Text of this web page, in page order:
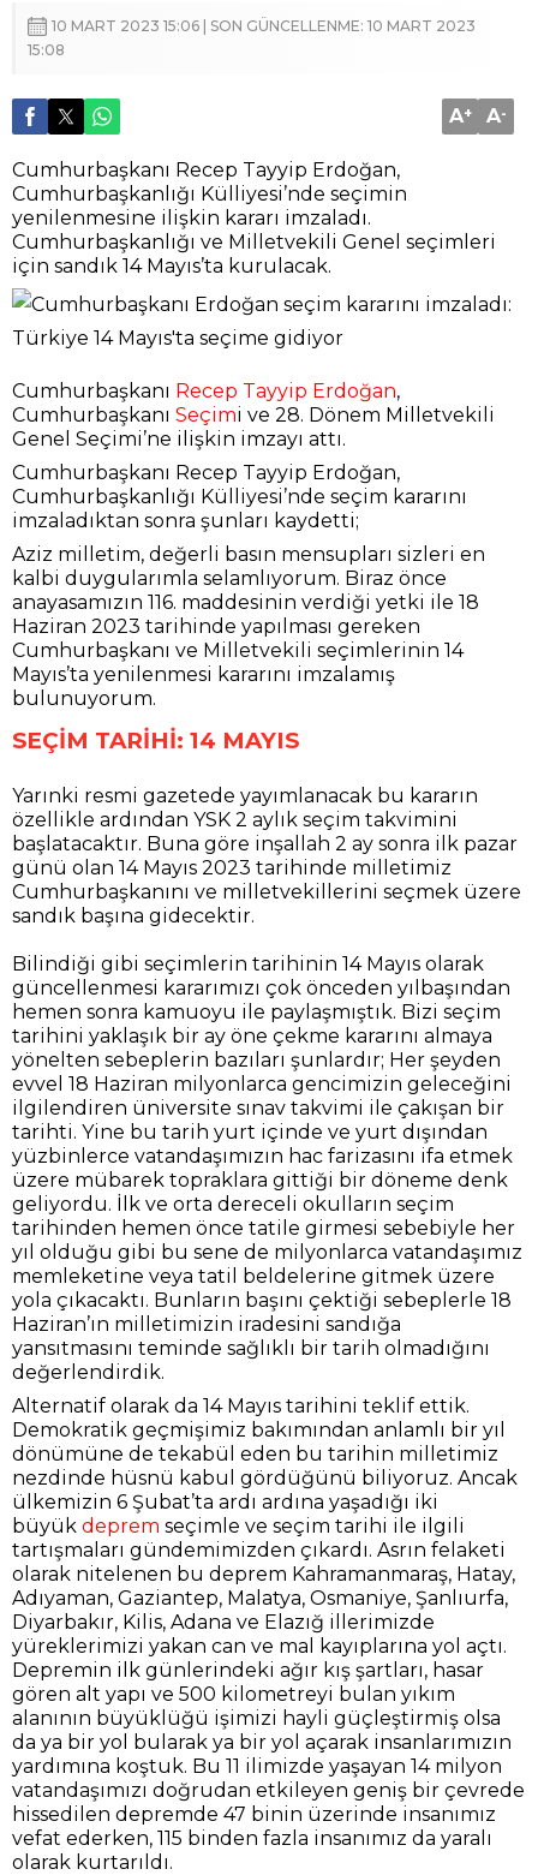
10 MART 2023 15:06 | SON GÜNCELLENME: 10 MART 2023
15:08
A+ A-
Cumhurbaşkanı Recep Tayyip Erdoğan,
Cumhurbaşkanlığı Külliyesi’nde seçimin
yenilenmesine ilişkin kararı imzaladı.
Cumhurbaşkanlığı ve Milletvekili Genel seçimleri
için sandık 14 Mayıs’ta kurulacak.
Cumhurbaşkanı Recep Tayyip Erdoğan,
Cumhurbaşkanı Seçimi ve 28. Dönem Milletvekili
Genel Seçimi’ne ilişkin imzayı attı.
Cumhurbaşkanı Recep Tayyip Erdoğan,
Cumhurbaşkanlığı Külliyesi’nde seçim kararını
imzaladıktan sonra şunları kaydetti;
Aziz milletim, değerli basın mensupları sizleri en
kalbi duygularımla selamlıyorum. Biraz önce
anayasamızın 116. maddesinin verdiği yetki ile 18
Haziran 2023 tarihinde yapılması gereken
Cumhurbaşkanı ve Milletvekili seçimlerinin 14
Mayıs’ta yenilenmesi kararını imzalamış
bulunuyorum.
SEÇİM TARİHİ: 14 MAYIS
Yarınki resmi gazetede yayımlanacak bu kararın
özellikle ardından YSK 2 aylık seçim takvimini
başlatacaktır. Buna göre inşallah 2 ay sonra ilk pazar
günü olan 14 Mayıs 2023 tarihinde milletimiz
Cumhurbaşkanını ve milletvekillerini seçmek üzere
sandık başına gidecektir.
Bilindiği gibi seçimlerin tarihinin 14 Mayıs olarak
güncellenmesi kararımızı çok önceden yılbaşından
hemen sonra kamuoyu ile paylaşmıştık. Bizi seçim
tarihini yaklaşık bir ay öne çekme kararını almaya
yönelten sebeplerin bazıları şunlardır; Her şeyden
evvel 18 Haziran milyonlarca gencimizin geleceğini
ilgilendiren üniversite sınav takvimi ile çakışan bir
tarihti. Yine bu tarih yurt içinde ve yurt dışından
yüzbinlerce vatandaşımızın hac farizasını ifa etmek
üzere mübarek topraklara gittiği bir döneme denk
geliyordu. İlk ve orta dereceli okulların seçim
tarihinden hemen önce tatile girmesi sebebiyle her
yıl olduğu gibi bu sene de milyonlarca vatandaşımız
memleketine veya tatil beldelerine gitmek üzere
yola çıkacaktı. Bunların başını çektiği sebeplerle 18
Haziran’ın milletimizin iradesini sandığa
yansıtmasını teminde sağlıklı bir tarih olmadığını
değerlendirdik.
Alternatif olarak da 14 Mayıs tarihini teklif ettik.
Demokratik geçmişimiz bakımından anlamlı bir yıl
dönümüne de tekabül eden bu tarihin milletimiz
nezdinde hüsnü kabul gördüğünü biliyoruz. Ancak
ülkemizin 6 Şubat’ta ardı ardına yaşadığı iki
büyük deprem seçimle ve seçim tarihi ile ilgili
tartışmaları gündemimizden çıkardı. Asrın felaketi
olarak nitelenen bu deprem Kahramanmaraş, Hatay,
Adıyaman, Gaziantep, Malatya, Osmaniye, Şanlıurfa,
Diyarbakır, Kilis, Adana ve Elazığ illerimizde
yüreklerimizi yakan can ve mal kayıplarına yol açtı.
Depremin ilk günlerindeki ağır kış şartları, hasar
gören alt yapı ve 500 kilometreyi bulan yıkım
alanının büyüklüğü işimizi hayli güçleştirmiş olsa
da ya bir yol bularak ya bir yol açarak insanlarımızın
yardımına koştuk. Bu 11 ilimizde yaşayan 14 milyon
vatandaşımızı doğrudan etkileyen geniş bir çevrede
hissedilen depremde 47 binin üzerinde insanımız
vefat ederken, 115 binden fazla insanımız da yaralı
olarak kurtarıldı.